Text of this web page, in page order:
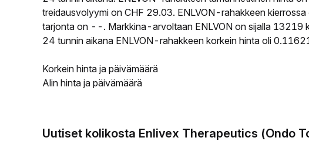
treidausvolyymi on CHF 29.03. ENLVON-rahakkeen
tarjonta on --. Markkina-arvoltaan ENLVON on sijalla 13219
24 tunnin aikana ENLVON-rahakkeen korkein hinta oli
Korkein hinta ja päivämäärä
Alin hinta ja päivämäärä
Uutiset kolikosta Enlivex Therapeutics (Ondo